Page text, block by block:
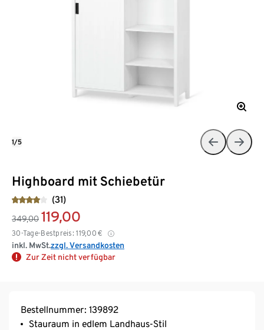
Highboard mit Schiebetür
(31)
349,00 119,00
30-Tage-Bestpreis: 119,00 €
inkl. MwSt.zzgl. Versandkosten
Zur Zeit nicht verfügbar
1/5
Bestellnummer: 139892
Stauraum in edlem Landhaus-Stil